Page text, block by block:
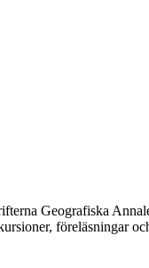
Geografiska
föreläsningar